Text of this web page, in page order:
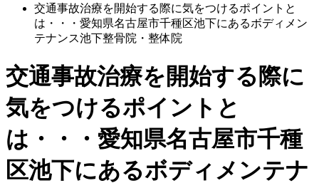
交通事故治療を開始する際に気をつけるポイントと
は・・・愛知県名古屋市千種区池下にあるボディメン
テナンス池下整骨院・整体院
交通事故治療を開始する際に
気をつけるポイントと
は・・・愛知県名古屋市千種
区池下にあるボディメンテナ